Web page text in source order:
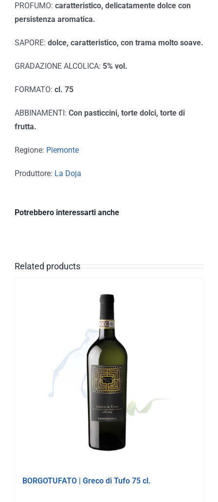
PROFUMO: caratteristico, delicatamente dolce con
persistenza aromatica.
SAPORE: dolce, caratteristico, con trama molto soave.
GRADAZIONE ALCOLICA: 5% vol.
FORMATO: cl. 75
ABBINAMENTI: Con pasticcini, torte dolci, torte di
frutta.
Regione: Piemonte
Produttore: La Doja
Potrebbero interessarti anche
Related products
BORGOTUFATO | Greco di Tufo 75 cl.